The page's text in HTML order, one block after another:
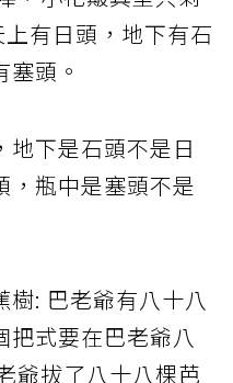
有日頭，地下有石
頭。
地下是石頭不是日
，瓶中是塞頭不是
樹: 巴老爺有八十八
把式要在巴老爺八
爺拔了八十八棵芭